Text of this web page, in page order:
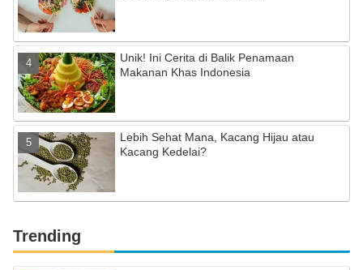
Unik! Ini Cerita di Balik Penamaan
Makanan Khas Indonesia
Lebih Sehat Mana, Kacang Hijau atau
Kacang Kedelai?
Trending